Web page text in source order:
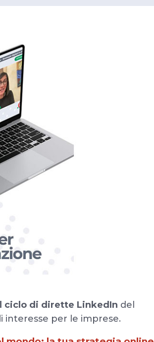
ciclo di dirette LinkedIn del
interesse per le imprese.